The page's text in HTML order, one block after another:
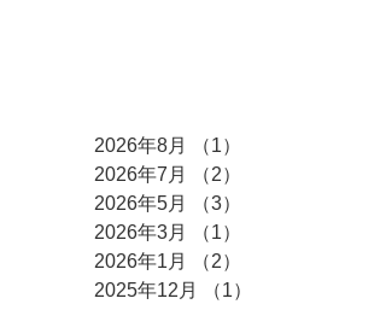
2026年8月 （1）
2026年7月
（2）
2026年5月
（3）
2026年3月
（1）
2026年1月
（2）
2025年12月
（1）